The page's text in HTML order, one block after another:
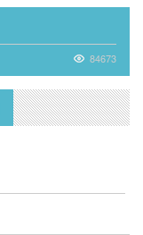
84673